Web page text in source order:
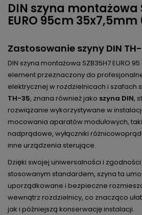
DIN szyna montażowa
EURO 95cm 35x7,5mm
Zastosowanie szyny DIN
DIN szyna montażowa SZB35H7 EURO
element przeznaczony do
elektrycznej w rozdzielnicach i szafach
TH-35, znana również jako szyna DIN,
rozwiązanie wykorzystywane w
mocowania aparatów modułowych,
nadprądowe, wyłączniki
inne urządzenia sterujące.
Dzięki swojej uniwersalności i
stosowanym standardem, szyna ta
uporządkowane i bezpieczne
wewnątrz rozdzielnicy, co znacząco
jak i późniejszą konserwację instalacji.